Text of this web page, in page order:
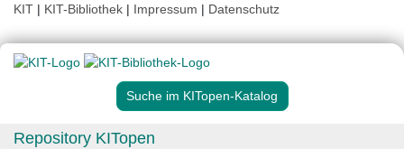
KIT | KIT-Bibliothek | Impressum | Datenschutz
Suche im KITopen-Katalog
Repository KITopen